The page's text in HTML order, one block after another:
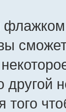
другой
того